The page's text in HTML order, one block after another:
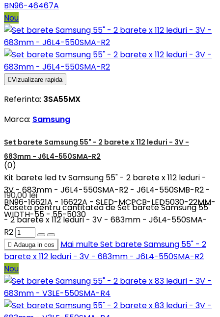
BN96-46467A
Nou
Vizualizare rapida
Referinta: 3SA55MX
Marca: Samsung
Set barete Samsung 55" - 2 barete x 112 leduri - 3V -
683mm - J6L4-550SMA-R2
(0)
Kit barete led tv Samsung 55" - 2 barete x 112 leduri -
3V - 683mm - J6L4-550SMA-R2 - J6L4-550SMB-R2 -
BN96-16621A - 16622A - SLED-MCPCB-LED5030-22MM-
WIDTH-55 - 55-5030
190,00 lei
Caseta pentru cantitatea de Set barete Samsung 55"
- 2 barete x 112 leduri - 3V - 683mm - J6L4-550SMA-
R2
 Adauga in cos Mai multeSet barete Samsung 55" - 2
barete x 112 leduri - 3V - 683mm - J6L4-550SMA-R2
Nou